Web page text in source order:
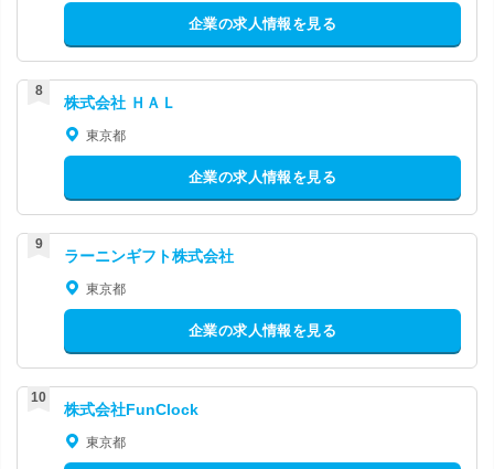
企業の求人情報を見る
株式会社 ＨＡＬ
東京都
企業の求人情報を見る
ラーニンギフト株式会社
東京都
企業の求人情報を見る
株式会社FunClock
東京都